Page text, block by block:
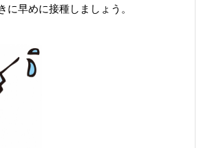
に早めに接種しましょう。